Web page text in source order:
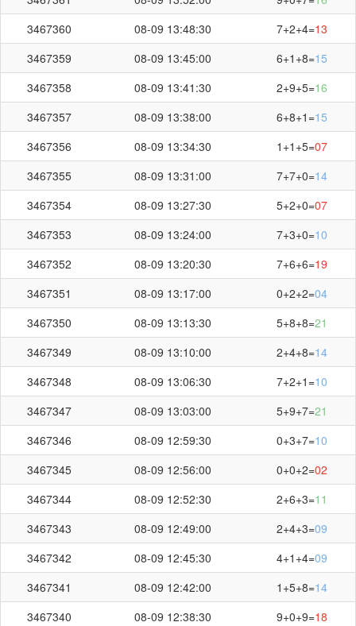
3467360
08-09 13:48:30 7+2+4=13
3467359
08-09 13:45:00 6+1+8=15
3467358
08-09 13:41:30 2+9+5=16
3467357
08-09 13:38:00 6+8+1=15
3467356
08-09 13:34:30 1+1+5=07
3467355
08-09 13:31:00 7+7+0=14
3467354
08-09 13:27:30 5+2+0=07
3467353
08-09 13:24:00 7+3+0=10
3467352
08-09 13:20:30 7+6+6=19
3467351
08-09 13:17:00 0+2+2=04
3467350
08-09 13:13:30 5+8+8=21
3467349
08-09 13:10:00 2+4+8=14
3467348
08-09 13:06:30 7+2+1=10
3467347
08-09 13:03:00 5+9+7=21
3467346
08-09 12:59:30 0+3+7=10
3467345
08-09 12:56:00 0+0+2=02
3467344
08-09 12:52:30 2+6+3=11
3467343
08-09 12:49:00 2+4+3=09
3467342
08-09 12:45:30 4+1+4=09
3467341
08-09 12:42:00 1+5+8=14
3467340
08-09 12:38:30 9+0+9=18
6 + 8 + 0 =14
截止第3467394期开奖：00:19秒 刷新